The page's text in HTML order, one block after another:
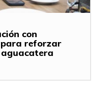
con
para reforzar